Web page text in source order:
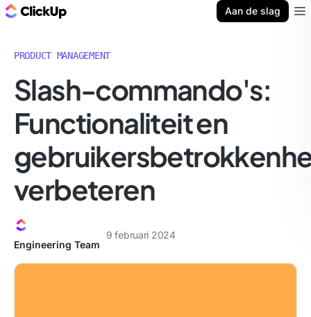
Aan de slag
PRODUCT MANAGEMENT
Slash-commando's:
Functionaliteit en
verbeteren
Engineering Team
9 februari 2024